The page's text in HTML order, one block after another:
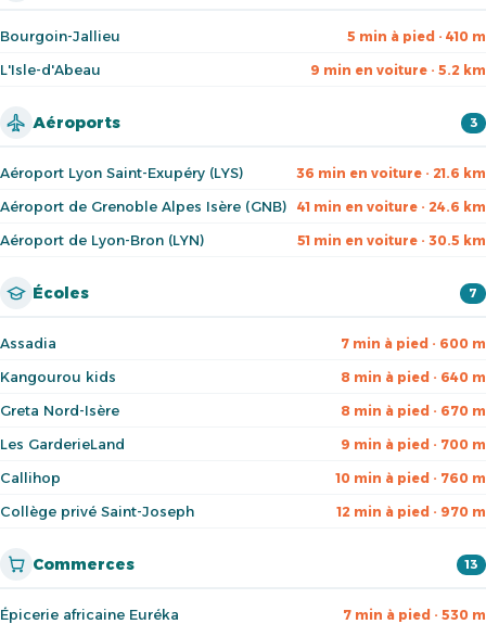
Bourgoin-Jallieu 5 min à pied · 410 m
L'Isle-d'Abeau 9 min en voiture · 5.2 km
Aéroports 3
Aéroport Lyon Saint-Exupéry (LYS) 36 min en voiture · 21.6 km
Aéroport de Grenoble Alpes Isère (GNB) 41 min en voiture · 24.6 km
Aéroport de Lyon-Bron (LYN) 51 min en voiture · 30.5 km
Écoles 7
Assadia 7 min à pied · 600 m
Kangourou kids 8 min à pied · 640 m
Greta Nord-Isère 8 min à pied · 670 m
Les GarderieLand 9 min à pied · 700 m
Callihop 10 min à pied · 760 m
Collège privé Saint-Joseph 12 min à pied · 970 m
Commerces 13
Épicerie africaine Euréka 7 min à pied · 530 m